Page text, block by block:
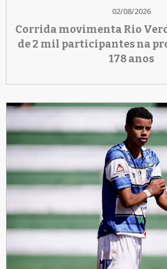
02/08/2026
Corrida movimenta Rio
de 2 mil participantes na
178 anos